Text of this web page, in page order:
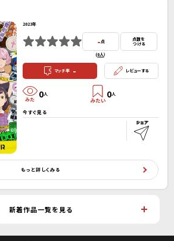
2023年
-点
(0人）
点数を
つける
マッチ率 - レビューする
0人 0人
今すぐ見る
もっと詳しくみる
新着作品一覧を見る